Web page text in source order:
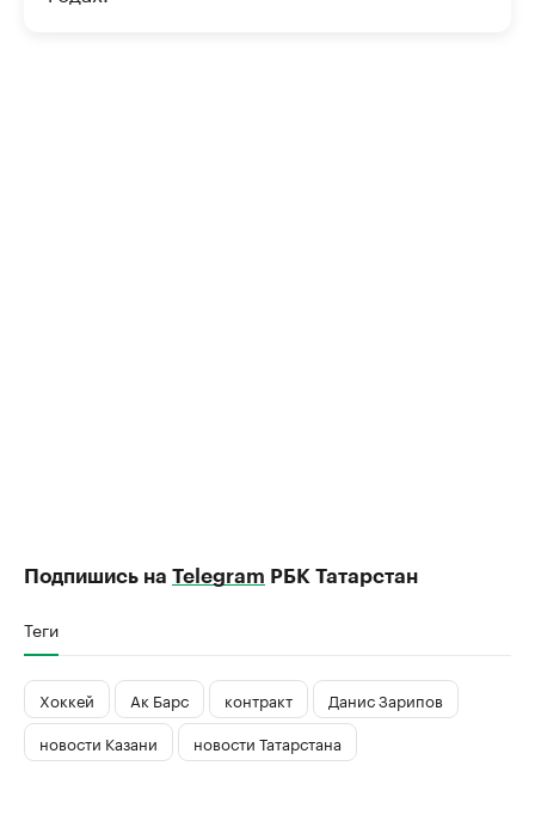
Подпишись на Telegram РБК Татарстан
Теги
Хоккей Ак Барс контракт
Данис Зарипов
новости Казани
новости Татарстана